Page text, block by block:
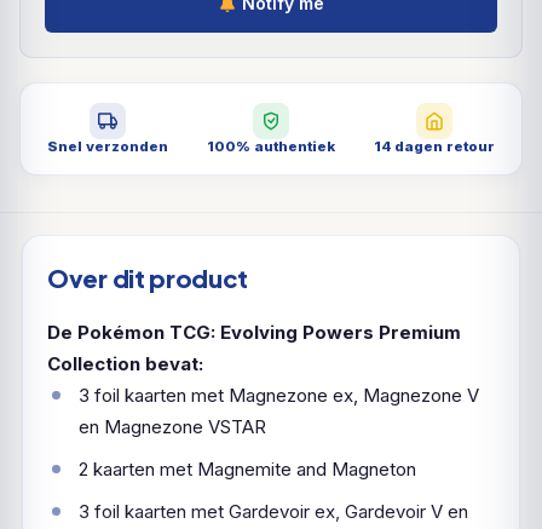
Snel verzonden 100% authentiek 14 dagen retour
Over dit product
De Pokémon TCG: Evolving Powers Premium
Collection bevat:
3 foil kaarten met Magnezone ex, Magnezone V
en Magnezone VSTAR
2 kaarten met Magnemite and Magneton
3 foil kaarten met Gardevoir ex, Gardevoir V en